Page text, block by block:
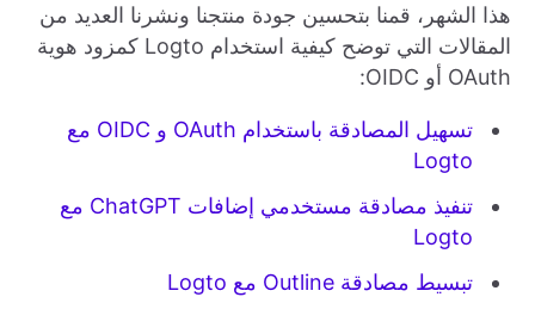
هذا الشهر، قمنا بتحسين جودة منتجنا ونشرنا العديد من
المقالات التي توضح كيفية استخدام Logto كمزود هوية
OAuth أو OIDC:
تسهيل المصادقة باستخدام OAuth و OIDC مع
Logto
تنفيذ مصادقة مستخدمي إضافات ChatGPT مع
Logto
تبسيط مصادقة Outline مع Logto